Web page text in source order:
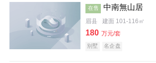
在售 中南無山居
眉县 建面 101-116㎡
180 万元/套
别墅 名企盘